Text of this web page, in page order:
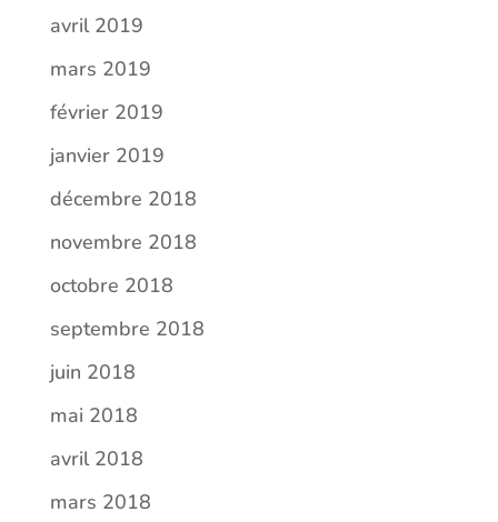
avril 2019
mars 2019
février 2019
janvier 2019
décembre 2018
novembre 2018
octobre 2018
septembre 2018
juin 2018
mai 2018
avril 2018
mars 2018